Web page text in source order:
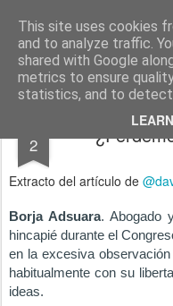
This site uses cookies
and to analyze traffic.
shared with Google
metrics to ensure
statistics, and to detect
menos tecnología
Pages
2
Extracto del artículo de
Borja Adsuara. Abogado
hincapié durante el
en la excesiva
habitualmente con su
ideas.